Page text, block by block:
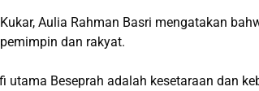
Aulia Rahman Basri mengatakan
dan rakyat.
utama Beseprah adalah kesetaraan dan